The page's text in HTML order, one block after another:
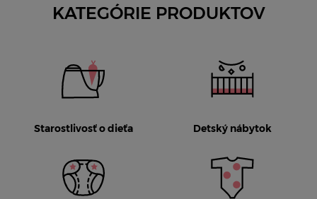
KATEGÓRIE PRODUKTOV
Starostlivosť o dieťa Detský nábytok